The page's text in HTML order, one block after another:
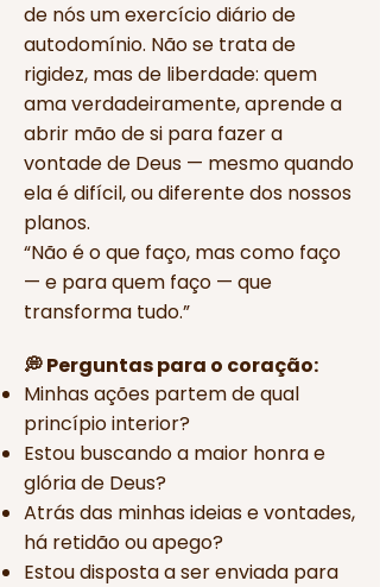
de nós um exercício diário de
autodomínio. Não se trata de
rigidez, mas de liberdade: quem
ama verdadeiramente, aprende a
abrir mão de si para fazer a
vontade de Deus — mesmo quando
ela é difícil, ou diferente dos nossos
planos.
“Não é o que faço, mas como faço
— e para quem faço — que
transforma tudo.”
💭 Perguntas para o coração:
Minhas ações partem de qual
princípio interior?
Estou buscando a maior honra e
glória de Deus?
Atrás das minhas ideias e vontades,
há retidão ou apego?
Estou disposta a ser enviada para